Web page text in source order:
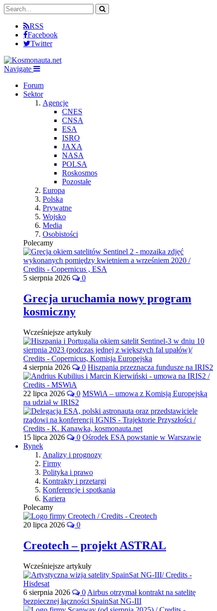
RSS
Facebook
Twitter
Navigate
Forum
Sektor
Agencje
CNES
CNSA
ESA
ISRO
JAXA
NASA
POLSA
Roskosmos
Pozostałe
Europa
Polska
Prywatne
Wojsko
Media
Osobistości
Polecamy
5 sierpnia 2026 0
Grecja uruchamia nowy program
kosmiczny
Wcześniejsze artykuły
4 sierpnia 2026 0 Hiszpania przeznacza fundusze na IRIS2
22 lipca 2026 0 MSWiA – umowa z Komisją Europejską
na udział w IRIS2
15 lipca 2026 0 Ośrodek ESA powstanie w Warszawie
Rynek
Analizy i prognozy
Firmy
Polityka i prawo
Kontrakty i przetargi
Konferencje i spotkania
Kariera
Polecamy
20 lipca 2026 0
Creotech – projekt ASTRAL
Wcześniejsze artykuły
6 sierpnia 2026 0 Airbus otrzymał kontrakt na satelitę
bezpiecznej łączności SpainSat NG-III